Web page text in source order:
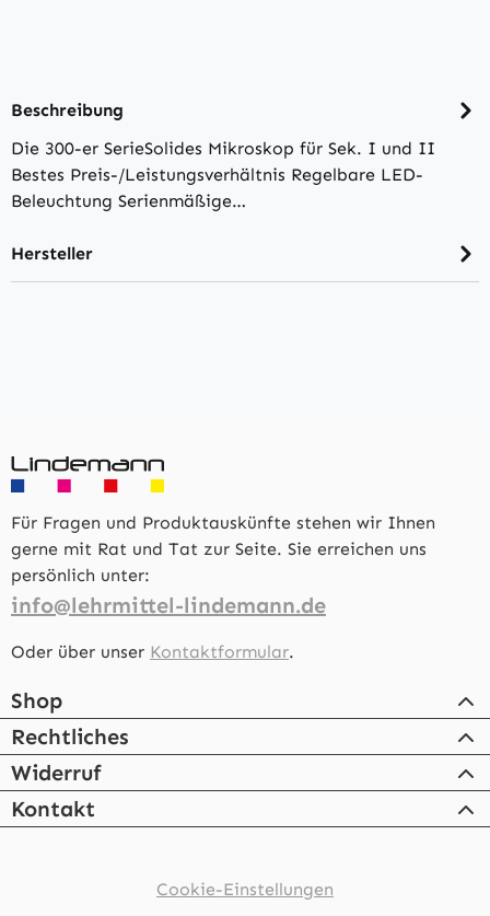
Beschreibung
Die 300-er SerieSolides Mikroskop für Sek. I und II
Bestes Preis-/Leistungsverhältnis Regelbare LED-
Beleuchtung Serienmäßige…
Hersteller
Für Fragen und Produktauskünfte stehen wir Ihnen
gerne mit Rat und Tat zur Seite. Sie erreichen uns
persönlich unter:
info@lehrmittel-lindemann.de
Oder über unser Kontaktformular.
Shop
Rechtliches
Widerruf
Kontakt
Cookie-Einstellungen